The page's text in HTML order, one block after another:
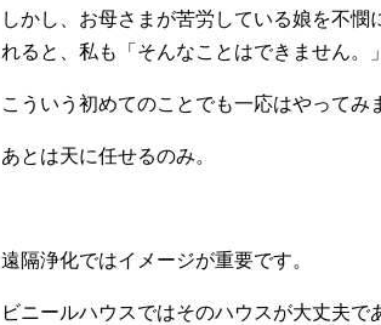
しかし、お母さまが苦労している娘を不
れると、私も「そんなことはできません。
こういう初めてのことでも一応はやってみ
あとは天に任せるのみ。
遠隔浄化ではイメージが重要です。
ビニールハウスではそのハウスが大丈夫で